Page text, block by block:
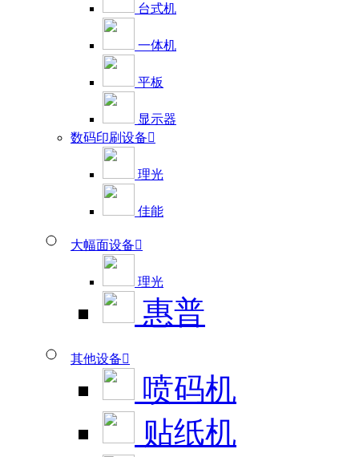
台式机
一体机
平板
显示器
数码印刷设备
理光
佳能
大幅面设备
理光
惠普
其他设备
喷码机
贴纸机